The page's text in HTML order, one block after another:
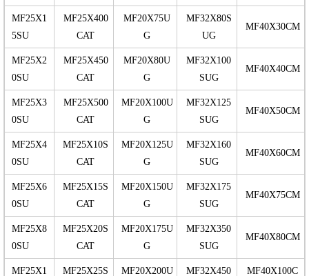
MF25X1
5SU
MF25X400
CAT
MF20X75U
G
MF32X80S
UG
MF40X30CM
MF25X2
0SU
MF25X450
CAT
MF20X80U
G
MF32X100
SUG
MF40X40CM
MF25X3
0SU
MF25X500
CAT
MF20X100U
G
MF32X125
SUG
MF40X50CM
MF25X4
0SU
MF25X10S
CAT
MF20X125U
G
MF32X160
SUG
MF40X60CM
MF25X6
0SU
MF25X15S
CAT
MF20X150U
G
MF32X175
SUG
MF40X75CM
MF25X8
0SU
MF25X20S
CAT
MF20X175U
G
MF32X350
SUG
MF40X80CM
MF25X1
MF25X25S
MF20X200U
MF32X450
MF40X100C